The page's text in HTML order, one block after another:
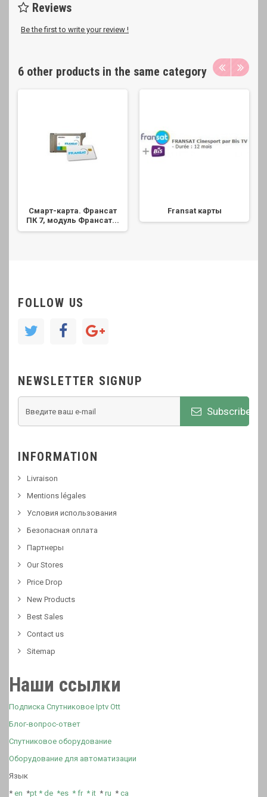
Reviews
Be the first to write your review !
6 other products in the same category
Смарт-карта. Франсат
ПК 7, модуль Франсат...
Fransat карты
FOLLOW US
NEWSLETTER SIGNUP
Subscribe
INFORMATION
Livraison
Mentions légales
Условия использования
Безопасная оплата
Партнеры
Our Stores
Price Drop
New Products
Best Sales
Contact us
Sitemap
Наши ссылки
Подписка Спутниковое Iptv Ott
Блог-вопрос-ответ
Спутниковое оборудование
Оборудование для автоматизации
Язык
* en *pt * de *es * fr* it * ru * ca